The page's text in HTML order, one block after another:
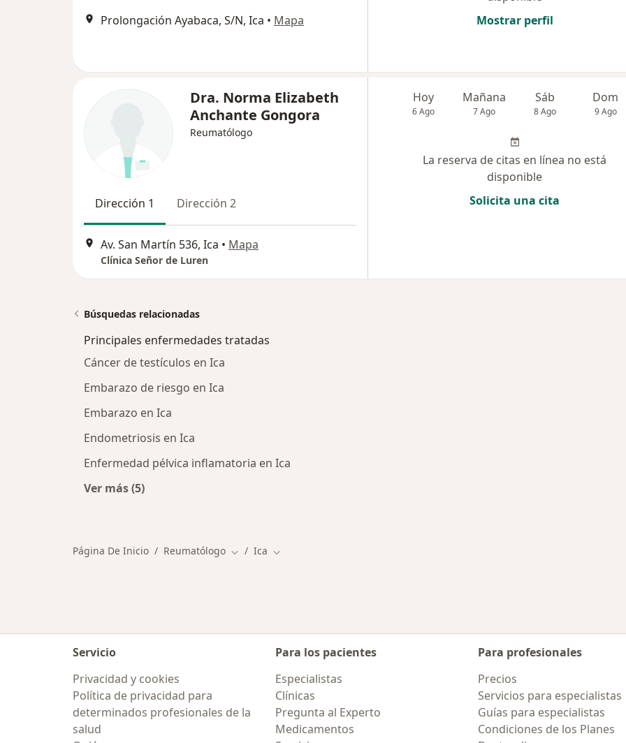
Prolongación Ayabaca, S/N, Ica • Mapa
Mostrar perfil
Dra. Norma Elizabeth
Anchante Gongora
Reumatólogo
Dirección 1 Dirección 2
Av. San Martín 536, Ica • Mapa
Clínica Señor de Luren
Hoy
6 Ago
Mañana
7 Ago
Sáb
8 Ago
Dom
9 Ago
La reserva de citas en línea no está
disponible
Solicita una cita
Búsquedas relacionadas
Principales enfermedades tratadas
Cáncer de testículos en Ica
Embarazo de riesgo en Ica
Embarazo en Ica
Endometriosis en Ica
Enfermedad pélvica inflamatoria en Ica
Ver más (5)
Página De Inicio Reumatólogo Cambiar de ciudad
Ica Cambiar de ciudad
Servicio
Privacidad y cookies
Política de privacidad para
determinados profesionales de la
salud
Para los pacientes
Especialistas
Clínicas
Pregunta al Experto
Medicamentos
Para profesionales
Precios
Servicios para especialistas
Guías para especialistas
Condiciones de los Planes